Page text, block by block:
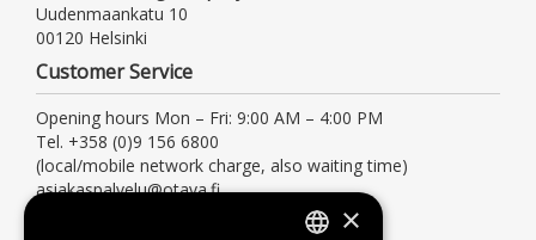
Uudenmaankatu 10
00120 Helsinki
Customer Service
Opening hours Mon – Fri: 9:00 AM – 4:00 PM
Tel. +358 (0)9 156 6800
(local/mobile network charge, also waiting time)
asiakaspalvelu@otava.fi
×